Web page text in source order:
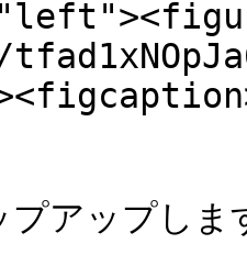
プアップしま